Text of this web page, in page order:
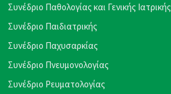
Συνέδριο Παθολογίας και Γενικής Ιατρικής
Συνέδριο Παιδιατρικής
Συνέδριο Παχυσαρκίας
Συνέδριο Πνευμονολογίας
Συνέδριο Ρευματολογίας